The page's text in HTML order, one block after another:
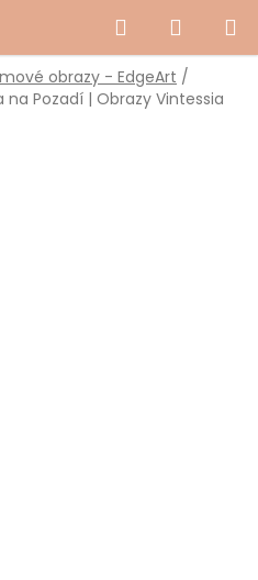
Hľadať
KOŠÍK
obrazy - EdgeArt /
na Pozadí | Obrazy Vintessia